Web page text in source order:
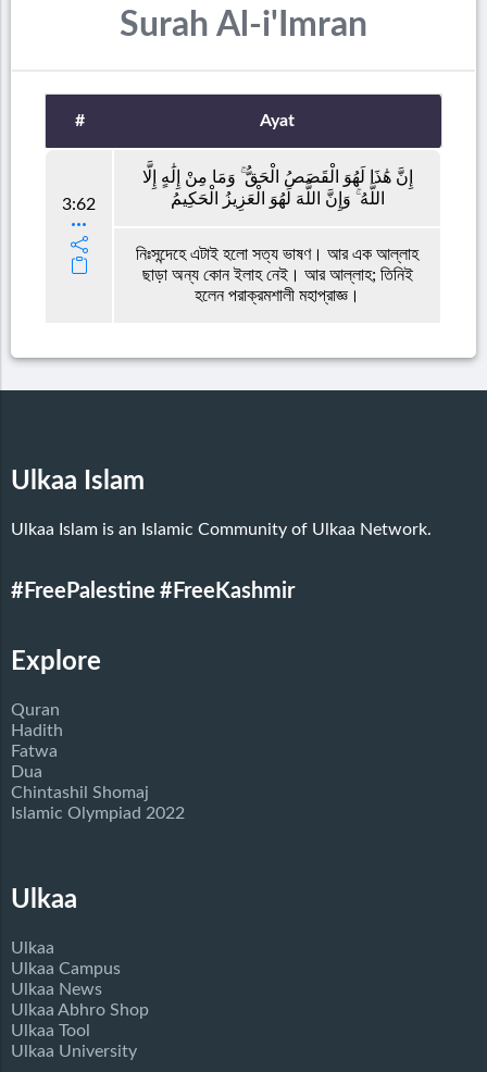
Surah Al-i'Imran
# Ayat
3:62
إِنَّ هَٰذَا لَهُوَ الْقَصَصُ الْحَقُّ ۚ وَمَا مِنْ إِلَٰهٍ إِلَّا
اللَّهُ ۚ وَإِنَّ اللَّهَ لَهُوَ الْعَزِيزُ الْحَكِيمُ
নিঃসন্দেহে এটাই হলো সত্য ভাষণ। আর এক আল্লাহ
ছাড়া অন্য কোন ইলাহ নেই। আর আল্লাহ; তিনিই
হলেন পরাক্রমশালী মহাপ্রাজ্ঞ।
Ulkaa Islam
Ulkaa Islam is an Islamic Community of Ulkaa Network.
#FreePalestine #FreeKashmir
Explore
Quran
Hadith
Fatwa
Dua
Chintashil Shomaj
Islamic Olympiad 2022
Ulkaa
Ulkaa
Ulkaa Campus
Ulkaa News
Ulkaa Abhro Shop
Ulkaa Tool
Ulkaa University